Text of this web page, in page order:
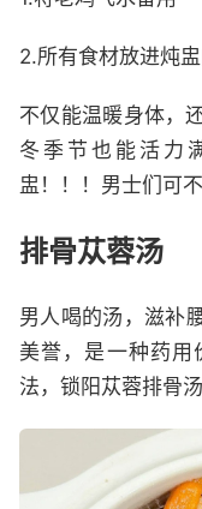
2.所有食材放进炖
不仅能温暖身体，
冬季节也能活力
盅！！！男士们可
排骨苁蓉汤
男人喝的汤，滋补
美誉，是一种药用
法，锁阳苁蓉排骨